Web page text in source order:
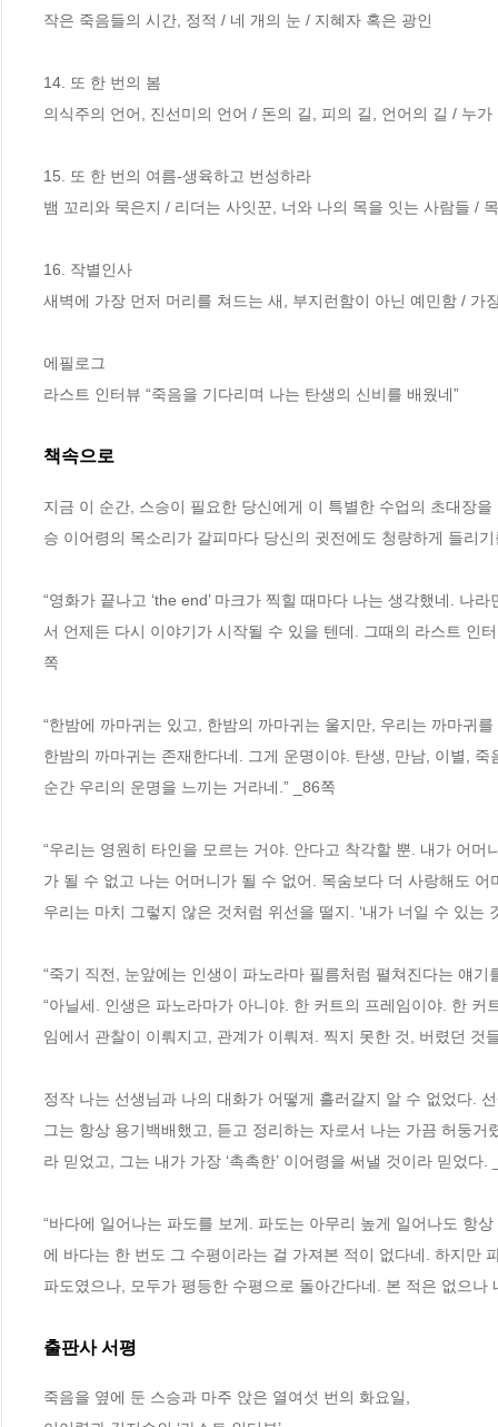
작은 죽음들의 시간, 정적 / 네 개의 눈 / 지혜자 혹은 광인
14. 또 한 번의 봄
의식주의 언어, 진선미의 언어 / 돈의 길, 피의 길, 언어의 길 / 누
15. 또 한 번의 여름-생육하고 번성하라
뱀 꼬리와 묵은지 / 리더는 사잇꾼, 너와 나의 목을 잇는 사람들 /
16. 작별인사
새벽에 가장 먼저 머리를 쳐드는 새, 부지런함이 아닌 예민함 / 가
에필로그
라스트 인터뷰 “죽음을 기다리며 나는 탄생의 신비를 배웠네”
책속으로
지금 이 순간, 스승이 필요한 당신에게 이 특별한 수업의 초대장
승 이어령의 목소리가 갈피마다 당신의 귓전에도 청량하게 들리
“영화가 끝나고 ‘the end’ 마크가 찍힐 때마다 나는 생각했네. 나
서 언제든 다시 이야기가 시작될 수 있을 텐데. 그때의 라스트 인
쪽
“한밤에 까마귀는 있고, 한밤의 까마귀는 울지만, 우리는 까마귀
한밤의 까마귀는 존재한다네. 그게 운명이야. 탄생, 만남, 이별,
순간 우리의 운명을 느끼는 거라네.” _86쪽
“우리는 영원히 타인을 모르는 거야. 안다고 착각할 뿐. 내가 어
가 될 수 없고 나는 어머니가 될 수 없어. 목숨보다 더 사랑해도
우리는 마치 그렇지 않은 것처럼 위선을 떨지. ‘내가 너일 수 있는
“죽기 직전, 눈앞에는 인생이 파노라마 필름처럼 펼쳐진다는 얘기
“아닐세. 인생은 파노라마가 아니야. 한 커트의 프레임이야. 한
임에서 관찰이 이뤄지고, 관계가 이뤄져. 찍지 못한 것, 버렸던 것
정작 나는 선생님과 나의 대화가 어떻게 흘러갈지 알 수 없었다.
그는 항상 용기백배했고, 듣고 정리하는 자로서 나는 가끔 허둥
라 믿었고, 그는 내가 가장 ‘촉촉한’ 이어령을 써낼 것이라 믿었다.
“바다에 일어나는 파도를 보게. 파도는 아무리 높게 일어나도 항
에 바다는 한 번도 그 수평이라는 걸 가져본 적이 없다네. 하지만
파도였으나, 모두가 평등한 수평으로 돌아간다네. 본 적은 없으
출판사 서평
죽음을 옆에 둔 스승과 마주 앉은 열여섯 번의 화요일,